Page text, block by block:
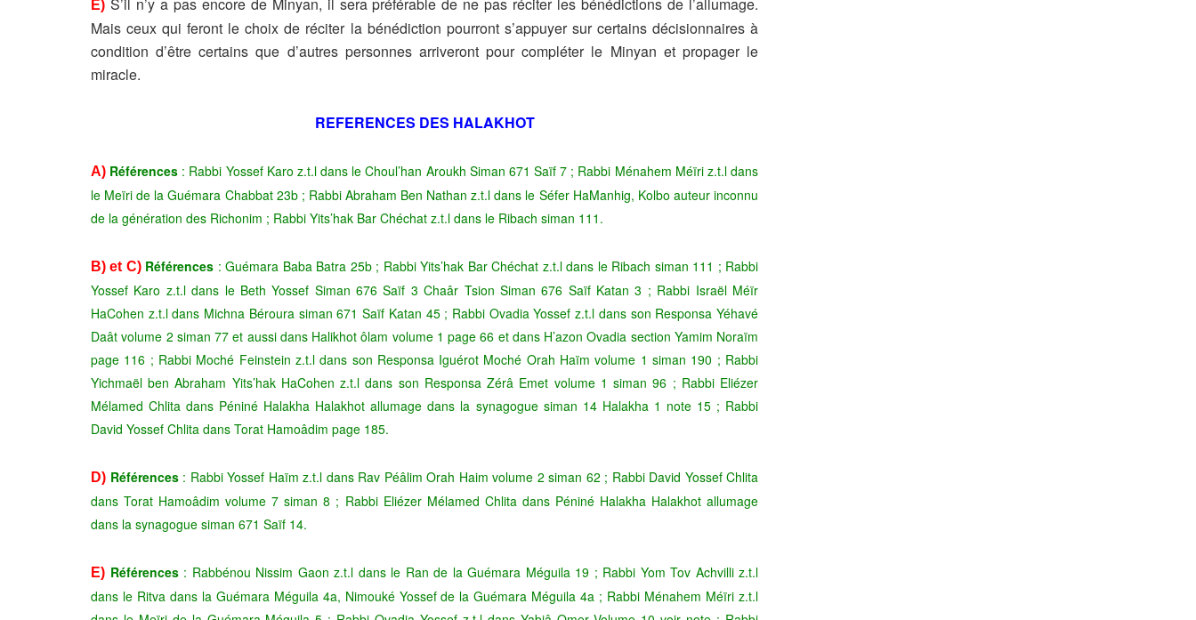
E) S’il n’y a pas encore de Minyan, il sera préférable de ne pas réciter les bénédictions de l’allumage.
Mais ceux qui feront le choix de réciter la bénédiction pourront s’appuyer sur certains décisionnaires à
condition d’être certains que d’autres personnes arriveront pour compléter le Minyan et propager le
miracle.
REFERENCES DES HALAKHOT
A) Références : Rabbi Yossef Karo z.t.l dans le Choul’han Aroukh Siman 671 Saïf 7 ; Rabbi Ménahem Méïri z.t.l dans
le Meïri de la Guémara Chabbat 23b ; Rabbi Abraham Ben Nathan z.t.l dans le Séfer HaManhig, Kolbo auteur inconnu
de la génération des Richonim ; Rabbi Yits’hak Bar Chéchat z.t.l dans le Ribach siman 111.
B) et C) Références : Guémara Baba Batra 25b ; Rabbi Yits’hak Bar Chéchat z.t.l dans le Ribach siman 111 ; Rabbi
Yossef Karo z.t.l dans le Beth Yossef Siman 676 Saïf 3 Chaâr Tsion Siman 676 Saïf Katan 3 ; Rabbi Israël Méïr
HaCohen z.t.l dans Michna Béroura siman 671 Saïf Katan 45 ; Rabbi Ovadia Yossef z.t.l dans son Responsa Yéhavé
Daât volume 2 siman 77 et aussi dans Halikhot ôlam volume 1 page 66 et dans H’azon Ovadia section Yamim Noraïm
page 116 ; Rabbi Moché Feinstein z.t.l dans son Responsa Iguérot Moché Orah Haïm volume 1 siman 190 ; Rabbi
Yichmaël ben Abraham Yits’hak HaCohen z.t.l dans son Responsa Zérâ Emet volume 1 siman 96 ; Rabbi Eliézer
Mélamed Chlita dans Péniné Halakha Halakhot allumage dans la synagogue siman 14 Halakha 1 note 15 ; Rabbi
David Yossef Chlita dans Torat Hamoâdim page 185.
D) Références: Rabbi Yossef Haïm z.t.l dans Rav Péâlim Orah Haim volume 2 siman 62 ; Rabbi David Yossef Chlita
dans Torat Hamoâdim volume 7 siman 8 ; Rabbi Eliézer Mélamed Chlita dans Péniné Halakha Halakhot allumage
dans la synagogue siman 671 Saïf 14.
E) Références: Rabbénou Nissim Gaon z.t.l dans le Ran de la Guémara Méguila 19 ; Rabbi Yom Tov Achvilli z.t.l
dans le Ritva dans la Guémara Méguila 4a, Nimouké Yossef de la Guémara Méguila 4a ; Rabbi Ménahem Méïri z.t.l